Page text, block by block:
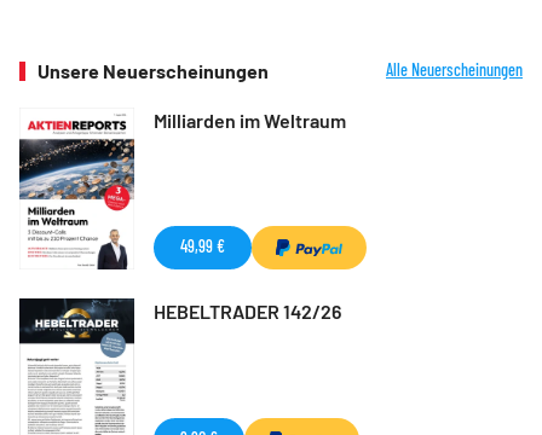
Unsere Neuerscheinungen Alle Neuerscheinungen
Milliarden im Weltraum
49,99 €
HEBELTRADER 142/26